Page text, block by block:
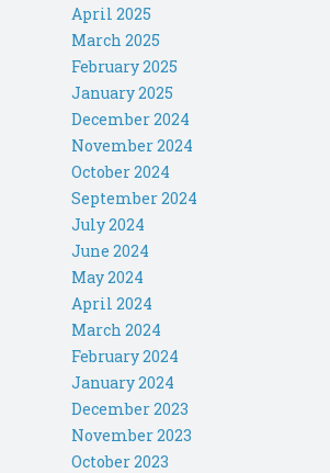
April 2025
March 2025
February 2025
January 2025
December 2024
November 2024
October 2024
September 2024
July 2024
June 2024
May 2024
April 2024
March 2024
February 2024
January 2024
December 2023
November 2023
October 2023